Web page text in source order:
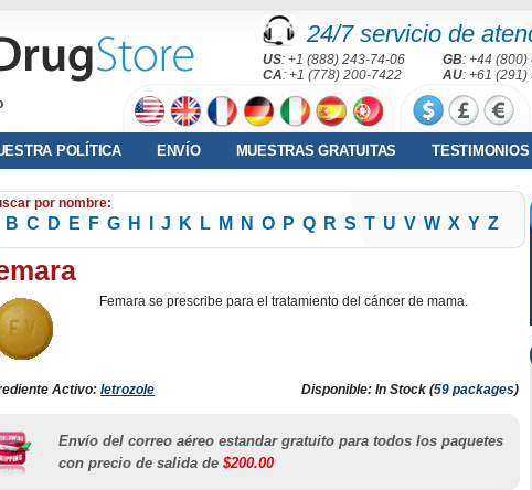
24/7 servicio de
US: +1 (888) 243-74-06 GB: +44 (800)
CA: +1 (778) 200-7422 AU: +61 (291)
POLÍTICA ENVÍO MUESTRAS GRATUITAS TESTIMONIOS
por nombre:
B C D E F G H J K L M N O P Q R S T U V W X Y Z
Femara se prescribe para el tratamiento del cáncer de mama.
Activo: letrozole Disponible: In Stock (59 packages)
Envío del correo aéreo estandar gratuito para todos los paquetes
con precio de salida de $200.00